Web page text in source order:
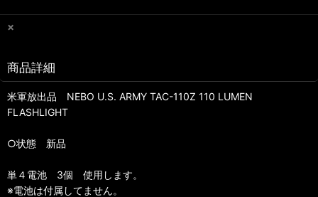
×
商品詳細
米軍放出品 NEBO U.S. ARMY TAC-110Z 110 LUMEN
FLASHLIGHT
○状態 新品
単４電池 3個 使用します。
※電池は付属してません。